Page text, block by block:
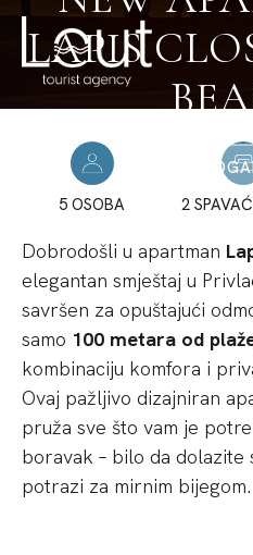
LAPIS
5 OSOBA
2
Dobrodošli u apartman
elegantan smještaj u
savršen za opuštajući
samo 100 metara od
kombinaciju komfora i
Ovaj pažljivo dizajniran
pruža sve što vam je
boravak – bilo da
potrazi za mirnim bijegom.